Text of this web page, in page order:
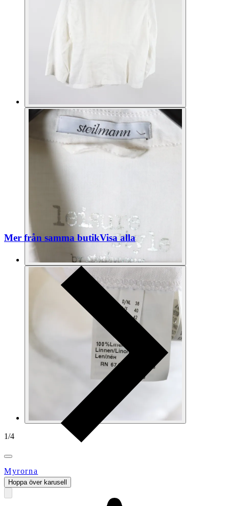
1/4
Myrorna
Mer från samma butikVisa alla
Hoppa över karusell